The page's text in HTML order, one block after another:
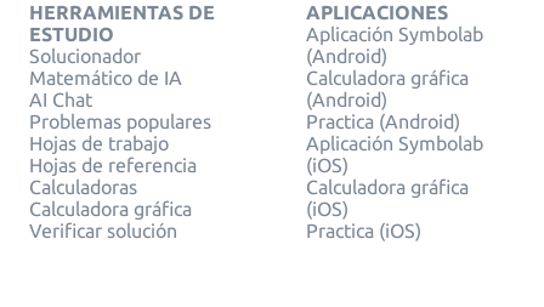
HERRAMIENTAS DE
ESTUDIO
Solucionador
Matemático de IA
AI Chat
Problemas populares
Hojas de trabajo
Hojas de referencia
Calculadoras
Calculadora gráfica
Verificar solución
APLICACIONES
Aplicación Symbolab
(Android)
Calculadora gráfica
(Android)
Practica (Android)
Aplicación Symbolab
(iOS)
Calculadora gráfica
(iOS)
Practica (iOS)